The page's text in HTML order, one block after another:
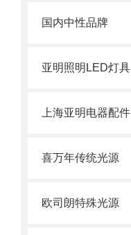
国内中性品牌
亚明照明LED灯具
上海亚明电器配件
喜万年传统光源
欧司朗特殊光源